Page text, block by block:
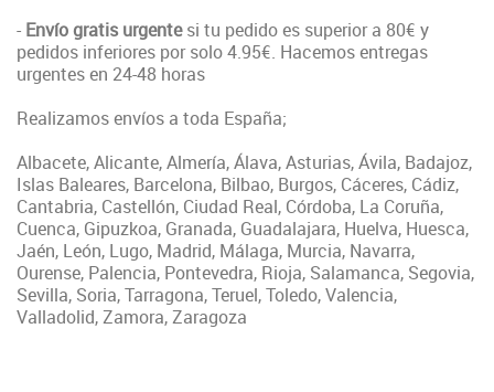
- Envío gratis urgentesi tu pedido es superior a 80€ y
pedidos inferiores por solo 4.95€. Hacemos entregas
urgentes en 24-48 horas
Realizamos envíos a toda España;
Albacete, Alicante, Almería, Álava, Asturias, Ávila, Badajoz,
Islas Baleares, Barcelona, Bilbao, Burgos, Cáceres, Cádiz,
Cantabria, Castellón, Ciudad Real, Córdoba, La Coruña,
Cuenca, Gipuzkoa, Granada, Guadalajara, Huelva, Huesca,
Jaén, León, Lugo, Madrid, Málaga, Murcia, Navarra,
Ourense, Palencia, Pontevedra, Rioja, Salamanca, Segovia,
Sevilla, Soria, Tarragona, Teruel, Toledo, Valencia,
Valladolid, Zamora, Zaragoza